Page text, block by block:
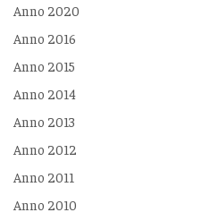
Anno 2020
Anno 2016
Anno 2015
Anno 2014
Anno 2013
Anno 2012
Anno 2011
Anno 2010